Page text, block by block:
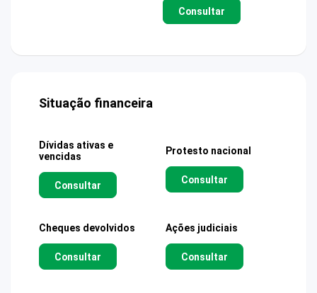
Consultar
Situação financeira
Dívidas ativas e
vencidas
Consultar
Protesto nacional
Consultar
Cheques devolvidos
Consultar
Ações judiciais
Consultar